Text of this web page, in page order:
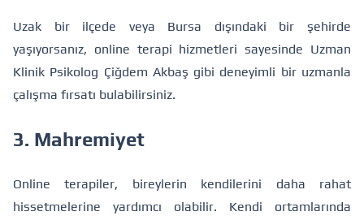
Uzak bir ilçede veya Bursa dışındaki bir şehirde
yaşıyorsanız, online terapi hizmetleri sayesinde Uzman
Klinik Psikolog Çiğdem Akbaş gibi deneyimli bir uzmanla
çalışma fırsatı bulabilirsiniz.
3. Mahremiyet
Online terapiler, bireylerin kendilerini daha rahat
hissetmelerine yardımcı olabilir. Kendi ortamlarında